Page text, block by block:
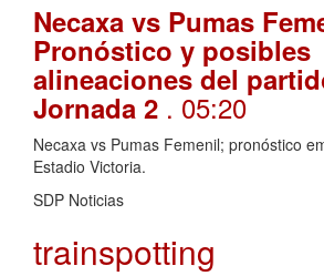
Necaxa vs Pumas
Pronóstico y posibles
alineaciones del
Jornada 2 . 05:20
Necaxa vs Pumas Femenil; pronóstico
Estadio Victoria.
SDP Noticias
trainspotting